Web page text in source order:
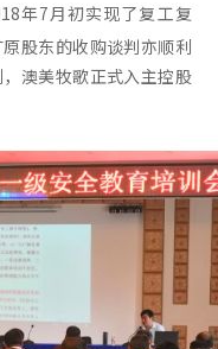
年7月初实现了复工复
原股东的收购谈判亦顺利
澳美牧歌正式入主控股